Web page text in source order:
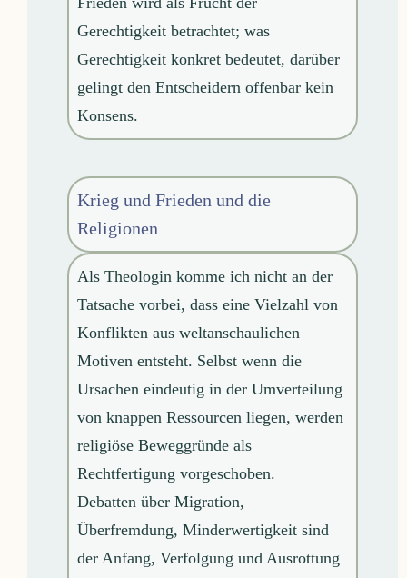
Gerechtigkeit betrachtet; was
Gerechtigkeit konkret bedeutet, darüber
gelingt den Entscheidern offenbar kein
Konsens.
Krieg und Frieden und die
Religionen
Als Theologin komme ich nicht an der
Tatsache vorbei, dass eine Vielzahl von
Konflikten aus weltanschaulichen
Motiven entsteht. Selbst wenn die
Ursachen eindeutig in der Umverteilung
von knappen Ressourcen liegen, werden
religiöse Beweggründe als
Rechtfertigung vorgeschoben.
Debatten über Migration,
Überfremdung, Minderwertigkeit sind
der Anfang, Verfolgung und Ausrottung